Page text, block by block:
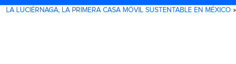
LA LUCIÉRNAGA, LA PRIMERA CASA MÓVIL SUSTENTABLE EN MÉXICO »